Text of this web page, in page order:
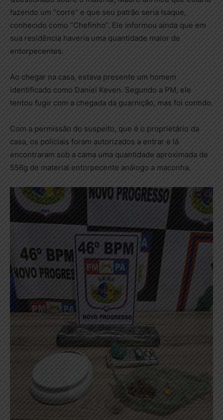
fazendo um “corre” e que seu patrão seria Isaque,
conhecido como “Chefinho”. Ele informou ainda que em
sua residência haveria uma quantidade maior de
entorpecentes.
Ao chegar na casa, estava presente um homem
identificado como Daniel Keven. Segundo a PM, ele
tentou fugir com a chegada da guarnição, mas foi contido.
Com a permissão do suspeito, que é o proprietário da
casa, os policiais foram autorizados a entrar e lá
encontraram sob a cama uma quantidade aproximada de
556g de material entorpecente análogo a maconha.